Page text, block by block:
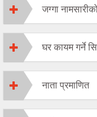
जग्गा
घर कायम गर्ने
नाता प्रमाणित